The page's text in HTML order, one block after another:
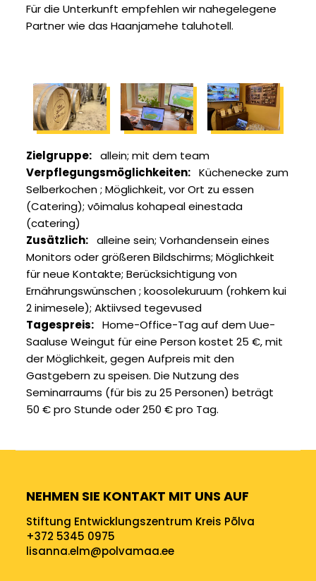
Für die Unterkunft empfehlen wir nahegelegene
Partner wie das Haanjamehe taluhotell.
Zielgruppe allein mit dem team
Verpflegungsmöglichkeiten
Küchenecke zum
Selberkochen Möglichkeit, vor Ort zu essen
(Catering) võimalus kohapeal einestada
(catering)
Zusätzlich
alleine sein Vorhandensein eines
Monitors oder größeren Bildschirms Möglichkeit
für neue Kontakte Berücksichtigung von
Ernährungswünschen koosolekuruum (rohkem kui
2 inimesele) Aktiivsed tegevused
Tagespreis
Home-Office-Tag auf dem Uue-
Saaluse Weingut für eine Person kostet 25 €, mit
der Möglichkeit, gegen Aufpreis mit den
Gastgebern zu speisen. Die Nutzung des
Seminarraums (für bis zu 25 Personen) beträgt
50 € pro Stunde oder 250 € pro Tag.
NEHMEN SIE KONTAKT MIT UNS AUF
Stiftung Entwicklungszentrum Kreis Põlva
+372 5345 0975
lisanna.elm@polvamaa.ee